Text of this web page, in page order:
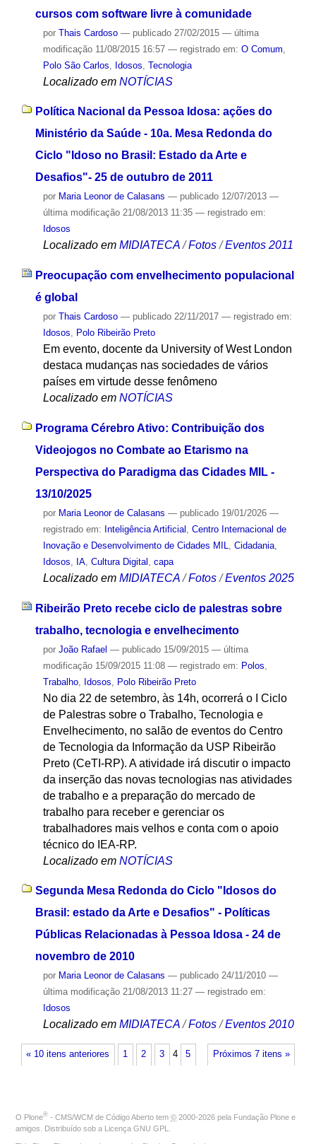
cursos com software livre à comunidade
por Thais Cardoso — publicado27/02/2015 — última
modificação11/08/2015 16:57 — registrado em: O Comum
Polo São Carlos
Idosos Tecnologia
Localizado em NOTÍCIAS
Política Nacional da Pessoa Idosa: ações do
Ministério da Saúde - 10a. Mesa Redonda do
Ciclo "Idoso no Brasil: Estado da Arte e
Desafios"- 25 de outubro de 2011
por Maria Leonor de Calasans — publicado12/07/2013 —
última modificação21/08/2013 11:35 — registrado em:
Idosos
Localizado em MIDIATECA /Fotos /Eventos 2011
Preocupação com envelhecimento populacional
é global
por Thais Cardoso — publicado22/11/2017 — registrado em:
Idosos, Polo Ribeirão Preto
Em evento, docente da University of West London
destaca mudanças nas sociedades de vários
países em virtude desse fenômeno
Localizado em NOTÍCIAS
Programa Cérebro Ativo: Contribuição dos
Videojogos no Combate ao Etarismo na
Perspectiva do Paradigma das Cidades MIL -
13/10/2025
por Maria Leonor de Calasans — publicado19/01/2026 —
registrado em: Inteligência Artificial
Centro Internacional de
Inovação e Desenvolvimento de Cidades MIL
Cidadania,
Idosos
IA, Cultura Digital capa
Localizado em MIDIATECA /Fotos /Eventos 2025
Ribeirão Preto recebe ciclo de palestras sobre
trabalho, tecnologia e envelhecimento
por João Rafael — publicado15/09/2015 — última
modificação15/09/2015 11:08 — registrado em: Polos
Trabalho, Idosos Polo Ribeirão Preto
No dia 22 de setembro, às 14h, ocorrerá o I Ciclo
de Palestras sobre o Trabalho, Tecnologia e
Envelhecimento, no salão de eventos do Centro
de Tecnologia da Informação da USP Ribeirão
Preto (CeTI-RP). A atividade irá discutir o impacto
da inserção das novas tecnologias nas atividades
de trabalho e a preparação do mercado de
trabalho para receber e gerenciar os
trabalhadores mais velhos e conta com o apoio
técnico do IEA-RP.
Localizado em NOTÍCIAS
Segunda Mesa Redonda do Ciclo "Idosos do
Brasil: estado da Arte e Desafios" - Políticas
Públicas Relacionadas à Pessoa Idosa - 24 de
novembro de 2010
por Maria Leonor de Calasans — publicado24/11/2010 —
última modificação21/08/2013 11:27 — registrado em:
Idosos
Localizado em MIDIATECA /Fotos /Eventos 2010
« 10 itens anteriores Próximos 7 itens »
1 2 3 4 5
O Plone® - CMS/WCM de Código Aberto tem © 2000-2026 pela Fundação Plone e
amigos. Distribuído sob a Licença GNU GPL